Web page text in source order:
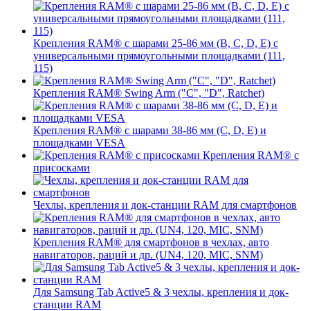
Крепления RAM® с шарами 25-86 мм (B, C, D, E) с
универсальными прямоугольными площадками (111,
115)
Крепления RAM® Swing Arm ("C", "D", Ratchet)
Крепления RAM® с шарами 38-86 мм (C, D, E) и
площадками VESA
Крепления RAM® с
присосками
Чехлы, крепления и док-станции RAM для смартфонов
Крепления RAM® для смартфонов в чехлах, авто
навигаторов, раций и др. (UN4, 120, MIC, SNM)
Для Samsung Tab Active5 & 3 чехлы, крепления и док-
станции RAM